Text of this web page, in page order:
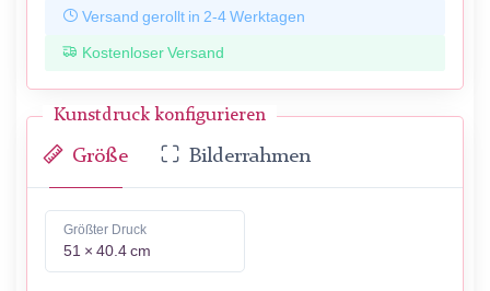
Versand gerollt in 2-4 Werktagen
Kostenloser Versand
Kunstdruck konfigurieren
Größe Bilderrahmen
Größter Druck
51 × 40.4 cm